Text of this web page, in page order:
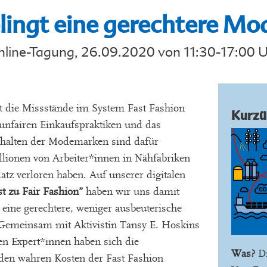
eine gerechtere
Tagung, 26.09.2020 von 11:30-17:00
die Missstände im System Fast Fashion
Einkaufspraktiken und das
der Modemarken sind dafür
von Arbeiter*innen in Nähfabriken
verloren haben. Auf unserer digitalen
zu Fair Fashion” haben wir uns damit
gerechtere, weniger ausbeuterische
mit Aktivistin Tansy E. Hoskins
Expert*innen haben sich die
wahren Kosten der Fast Fashion
Was?